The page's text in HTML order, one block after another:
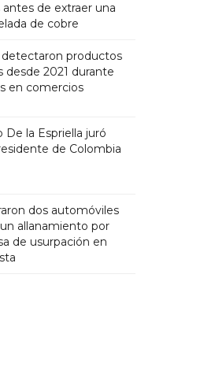
de extraer una
de cobre
detectaron productos
desde 2021 durante
en comercios
De la Espriella juró
de Colombia
dos automóviles
allanamiento por
de usurpación en